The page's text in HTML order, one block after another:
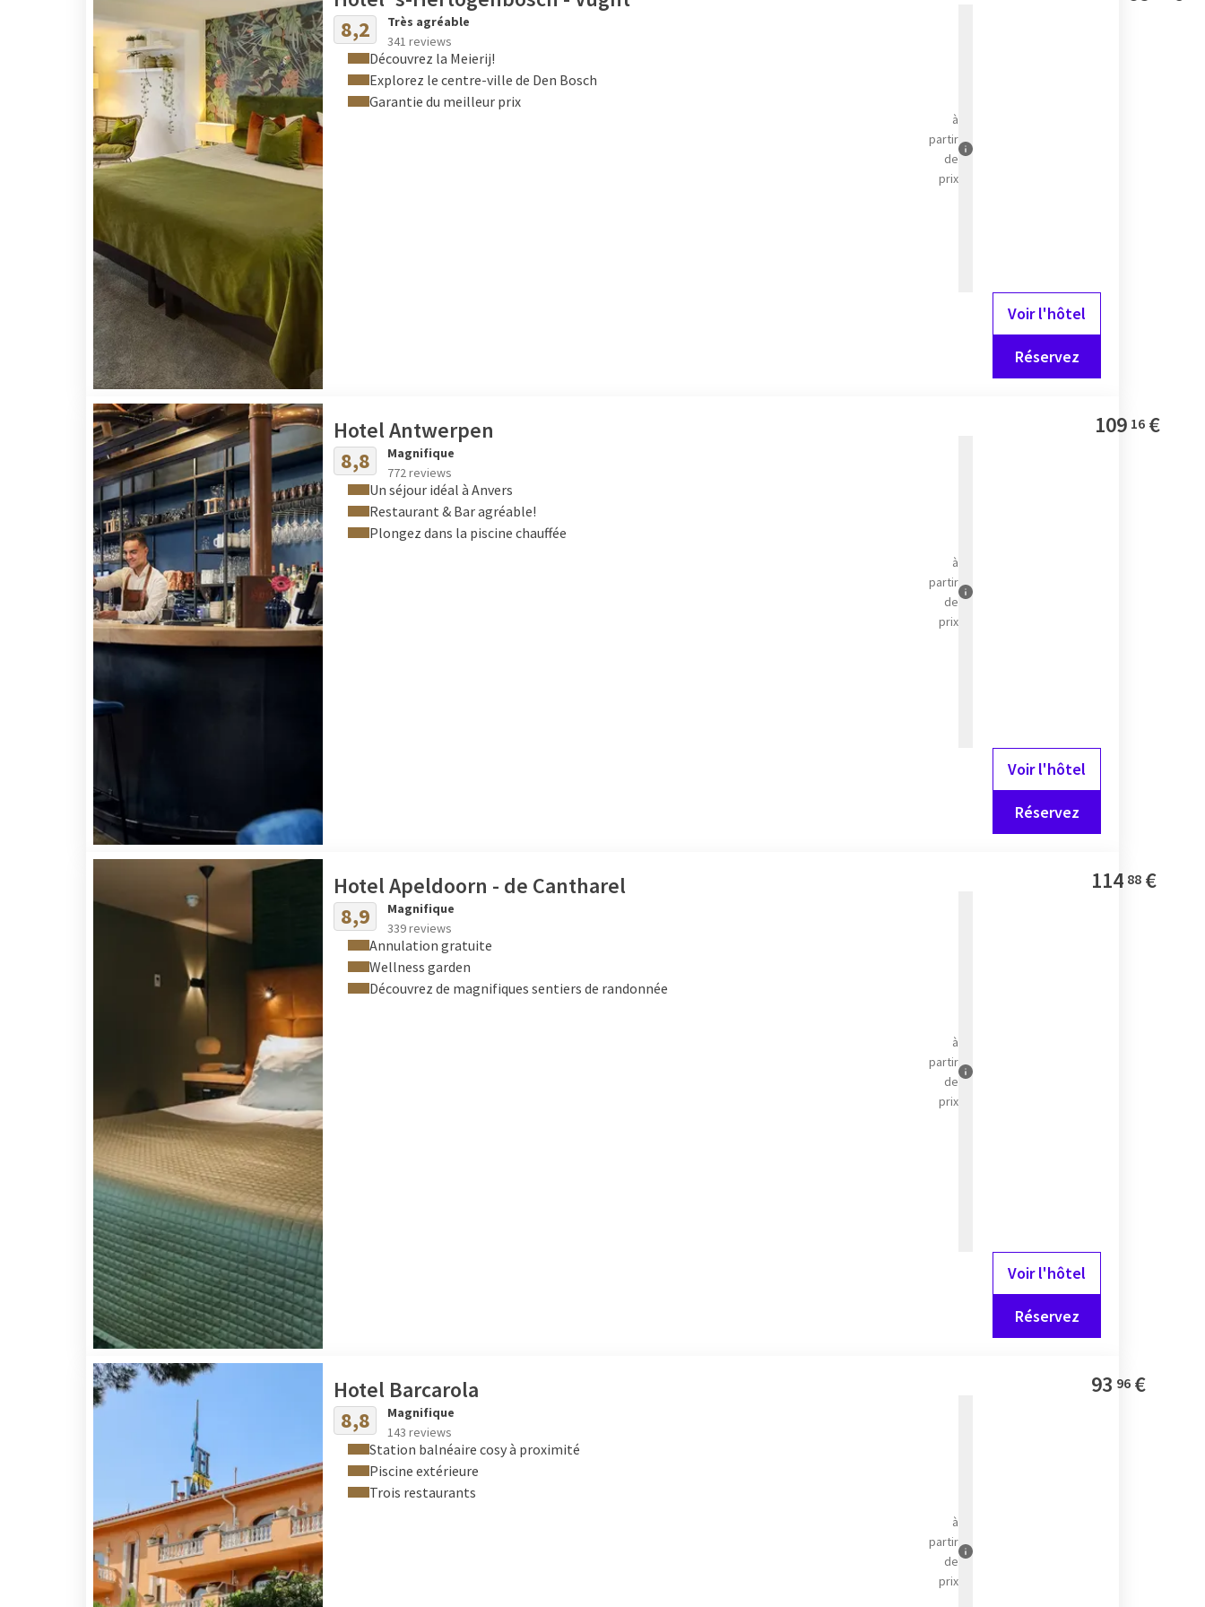
autour des hôtels.
8,2
Très agréable
341 reviews
Découvrez la Meierij!
Explorez le centre-ville de Den Bosch
Garantie du meilleur prix
à
partir
de
prix
Voir l'hôtel
Réservez
Hotel Antwerpen
8,8
Magnifique
772 reviews
Un séjour idéal à Anvers
Restaurant & Bar agréable!
Plongez dans la piscine chauffée
109 16 €
à
partir
de
prix
Voir l'hôtel
Réservez
Hotel Apeldoorn - de Cantharel
8,9
Magnifique
339 reviews
Annulation gratuite
Wellness garden
Découvrez de magnifiques sentiers de randonnée
114 88 €
à
partir
de
prix
Voir l'hôtel
Réservez
Hotel Barcarola
8,8
Magnifique
143 reviews
Station balnéaire cosy à proximité
Piscine extérieure
Trois restaurants
93 96 €
à
partir
de
prix